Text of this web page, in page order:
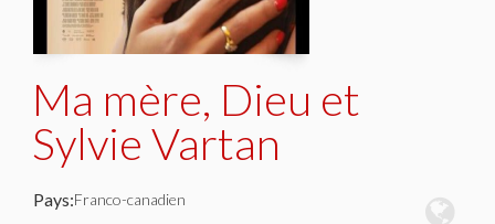
Ma mère, Dieu et
Sylvie Vartan
Pays:Franco-canadien